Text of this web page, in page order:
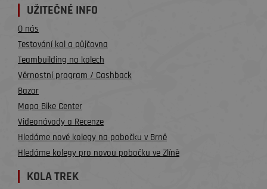
UŽITEČNÉ INFO
O nás
Testování kol a půjčovna
Teambuilding na kolech
Věrnostní program / Cashback
Bazar
Mapa Bike Center
Videonávody a Recenze
Hledáme nové kolegy na pobočku v Brně
Hledáme kolegy pro novou pobočku ve Zlíně
KOLA TREK